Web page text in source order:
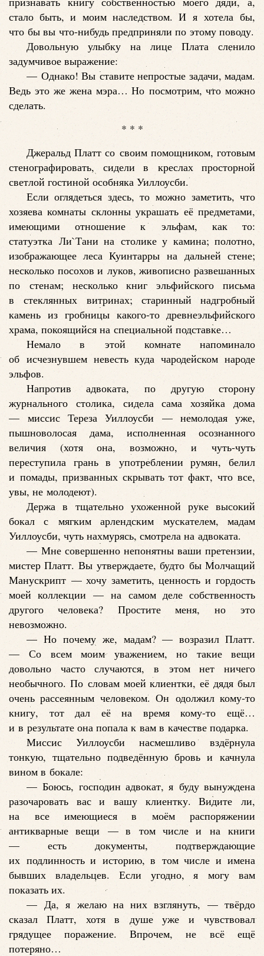
стало быть, и моим наследством. И я хотела бы,
что бы вы что-нибудь предприняли по этому поводу.
Довольную улыбку на лице Плата сленило
задумчивое выражение:
— Однако! Вы ставите непростые задачи, мадам.
Ведь это же жена мэра… Но посмотрим, что можно
сделать.
* * *
Джеральд Платт со своим помощником, готовым
стенографировать, сидели в креслах просторной
светлой гостиной особняка Уиллоусби.
Если оглядеться здесь, то можно заметить, что
хозяева комнаты склонны украшать её предметами,
имеющими отношение к эльфам, как то:
статуэтка Ли`Тани на столике у камина; полотно,
изображающее леса Куинтарры на дальней стене;
несколько посохов и луков, живописно развешанных
по стенам; несколько книг эльфийского письма
в стеклянных витринах; старинный надгробный
камень из гробницы какого-то древнеэльфийского
храма, покоящийся на специальной подставке…
Немало в этой комнате напоминало
об исчезнувшем невесть куда чародейском народе
эльфов.
Напротив адвоката, по другую сторону
журнального столика, сидела сама хозяйка дома
— миссис Тереза Уиллоусби — немолодая уже,
пышноволосая дама, исполненная осознанного
величия (хотя она, возможно, и чуть-чуть
переступила грань в употреблении румян, белил
и помады, призванных скрывать тот факт, что все,
увы, не молодеют).
Держа в тщательно ухоженной руке высокий
бокал с мягким арлендским мускателем, мадам
Уиллоусби, чуть нахмурясь, смотрела на адвоката.
— Мне совершенно непонятны ваши претензии,
мистер Платт. Вы утверждаете, будто бы Молчащий
Манускрипт — хочу заметить, ценность и гордость
моей коллекции — на самом деле собственность
другого человека? Простите меня, но это
невозможно.
— Но почему же, мадам? — возразил Платт.
— Со всем моим уважением, но такие вещи
довольно часто случаются, в этом нет ничего
необычного. По словам моей клиентки, её дядя был
очень рассеянным человеком. Он одолжил кому-то
книгу, тот дал её на время кому-то ещё…
и в результате она попала к вам в качестве подарка.
Миссис Уиллоусби насмешливо вздёрнула
тонкую, тщательно подведённую бровь и качнула
вином в бокале:
— Боюсь, господин адвокат, я буду вынуждена
разочаровать вас и вашу клиентку. Видите ли,
на все имеющиеся в моём распоряжении
антикварные вещи — в том числе и на книги
— есть документы, подтверждающие
их подлинность и историю, в том числе и имена
бывших владельцев. Если угодно, я могу вам
показать их.
— Да, я желаю на них взглянуть, — твёрдо
сказал Платт, хотя в душе уже и чувствовал
грядущее поражение. Впрочем, не всё ещё
потеряно…